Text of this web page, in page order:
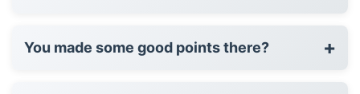
You made some good points there? +